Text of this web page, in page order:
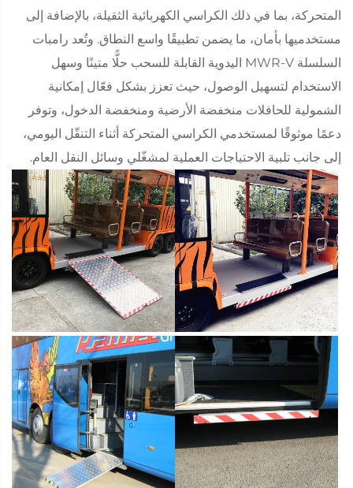
المتحركة، بما في ذلك الكراسي الكهربائية الثقيلة، بالإضافة إلى
مستخدميها بأمان، ما يضمن تطبيقًا واسع النطاق. وتُعد رامبات
السلسلة MWR-V اليدوية القابلة للسحب حلًّا متينًا وسهل
الاستخدام لتسهيل الوصول، حيث تعزز بشكل فعّال إمكانية
الشمولية للحافلات منخفضة الأرضية ومنخفضة الدخول، وتوفر
دعمًا موثوقًا لمستخدمي الكراسي المتحركة أثناء التنقّل اليومي،
إلى جانب تلبية الاحتياجات العملية لمشغّلي وسائل النقل العام.